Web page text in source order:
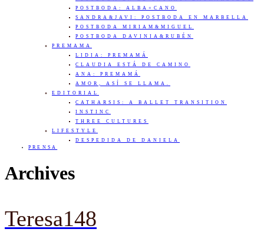
POSTBODA: ALBA+CANO
SANDRA&JAVI: POSTBODA EN MARBELLA
POSTBODA MIRIAM&MIGUEL
POSTBODA DAVINIA&RUBÉN
PREMAMA
LIDIA: PREMAMÁ
CLAUDIA ESTÁ DE CAMINO
ANA: PREMAMÁ
AMOR, ASÍ SE LLAMA.
EDITORIAL
CATHARSIS: A BALLET TRANSITION
INSTINC
THREE CULTURES
LIFESTYLE
DESPEDIDA DE DANIELA
PRENSA
Archives
Teresa148